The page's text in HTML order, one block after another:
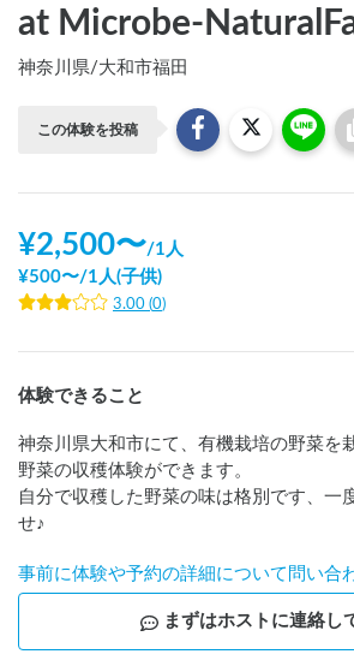
at Microbe-
神奈川県/大和市福田
この体験を投稿
¥2,500〜/1人
¥500〜/1人(子供)
3.00 (0)
体験できること
神奈川県大和市にて、有機栽培の野菜を
野菜の収穫体験ができます。
自分で収穫した野菜の味は格別です、一
せ♪
事前に体験や予約の詳細について問い合
まずはホストに連絡し